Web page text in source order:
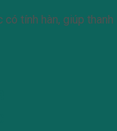
tính hàn, giúp thanh